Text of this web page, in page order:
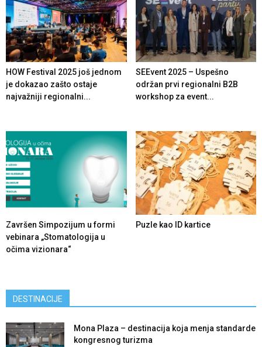
HOW Festival 2025 još jednom
je dokazao zašto ostaje
najvažniji regionalni...
SEEvent 2025 – Uspešno
održan prvi regionalni B2B
workshop za event...
Završen Simpozijum u formi
vebinara „Stomatologija u
očima vizionara“
Puzle kao ID kartice
DESTINACIJE
Mona Plaza – destinacija koja menja standarde
kongresnog turizma